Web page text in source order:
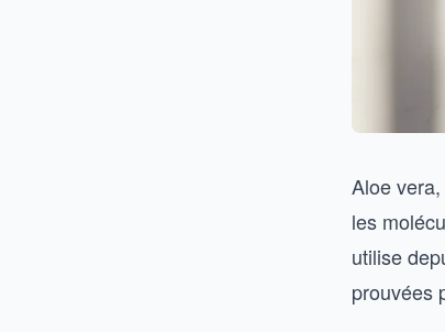
Aloe
les
utilise
prouvées